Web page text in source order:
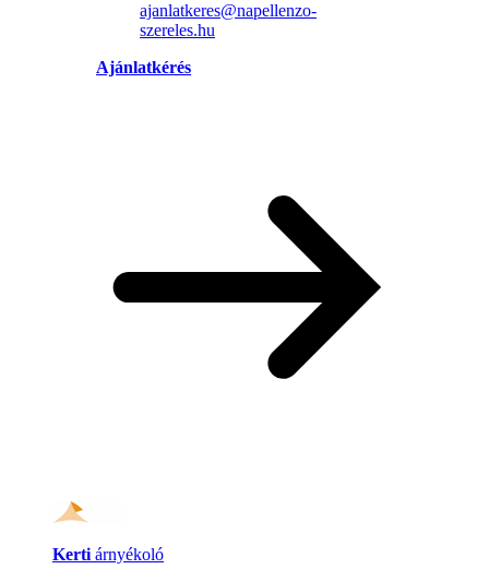
ajanlatkeres@napellenzo-
szereles.hu
Ajánlatkérés
Kerti árnyékoló